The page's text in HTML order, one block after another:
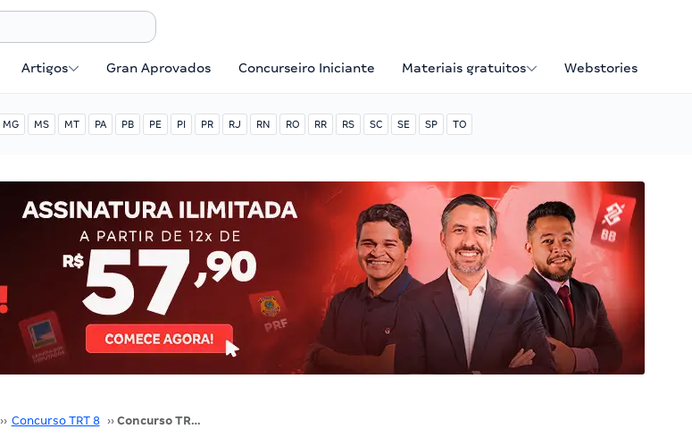
Artigos Gran Aprovados Concurseiro Iniciante Materiais gratuitos Webstories
MG MS MT PA PB PE PI PR RJ RN RO RR RS SC SE SP TO
›› Concurso TRT 8 ›› Concurso TRT 8 deve publicar edital em agosto. Entenda!